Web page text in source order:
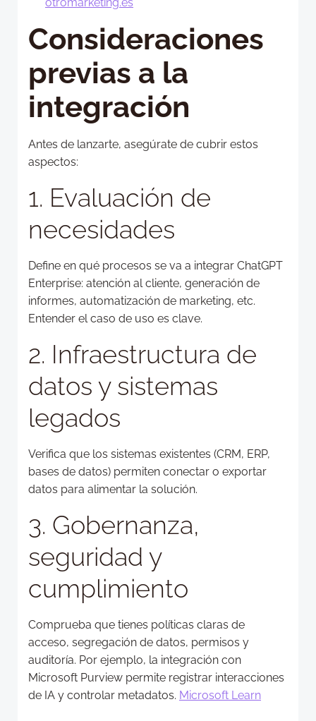
Consideraciones
previas a la
integración
Antes de lanzarte, asegúrate de cubrir estos
aspectos:
1. Evaluación de
necesidades
Define en qué procesos se va a integrar ChatGPT
Enterprise: atención al cliente, generación de
informes, automatización de marketing, etc.
Entender el caso de uso es clave.
2. Infraestructura de
datos y sistemas
legados
Verifica que los sistemas existentes (CRM, ERP,
bases de datos) permiten conectar o exportar
datos para alimentar la solución.
3. Gobernanza,
seguridad y
cumplimiento
Comprueba que tienes políticas claras de
acceso, segregación de datos, permisos y
auditoría. Por ejemplo, la integración con
Microsoft Purview permite registrar interacciones
de IA y controlar metadatos. Microsoft Learn